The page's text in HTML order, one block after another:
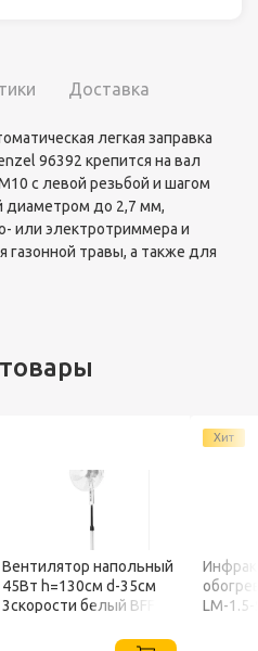
Доставка
легкая заправка
96392 крепится на вал
с левой резьбой и шагом
диаметром до 2,7 мм,
или электротриммера и
газонной травы, а также для
Вентилятор напольный
45Вт h=130см d-35см
3скорости белый BFF-
Хит
LM-